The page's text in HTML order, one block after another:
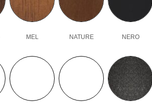
MEL NATURE NERO